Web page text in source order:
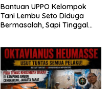
Bantuan UPPO Kelompok
Tani Lembu Seto Diduga
Bermasalah, Sapi Tinggal